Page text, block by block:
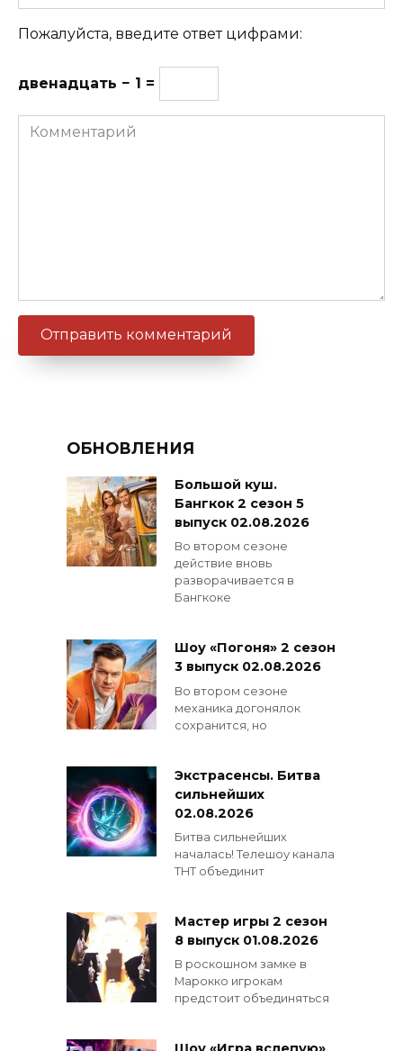
Пожалуйста, введите ответ цифрами:
двенадцать − 1 =
Комментарий
ОБНОВЛЕНИЯ
Большой куш.
Бангкок 2 сезон 5
выпуск 02.08.2026
Во втором сезоне
действие вновь
разворачивается в
Бангкоке
Шоу «Погоня» 2 сезон
3 выпуск 02.08.2026
Во втором сезоне
механика догонялок
сохранится, но
Экстрасенсы. Битва
сильнейших
02.08.2026
Битва сильнейших
началась! Телешоу канала
ТНТ объединит
Мастер игры 2 сезон
8 выпуск 01.08.2026
В роскошном замке в
Марокко игрокам
предстоит объединяться